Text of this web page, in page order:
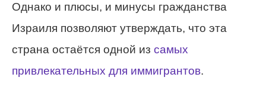
Однако и плюсы, и минусы гражданства
Израиля позволяют утверждать, что эта
страна остаётся одной из самых
привлекательных для иммигрантов.